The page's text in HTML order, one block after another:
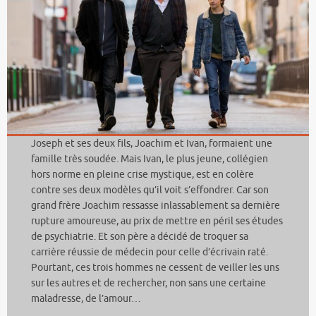
Joseph et ses deux fils, Joachim et Ivan, formaient une
famille très soudée. Mais Ivan, le plus jeune, collégien
hors norme en pleine crise mystique, est en colère
contre ses deux modèles qu’il voit s’effondrer. Car son
grand frère Joachim ressasse inlassablement sa dernière
rupture amoureuse, au prix de mettre en péril ses études
de psychiatrie. Et son père a décidé de troquer sa
carrière réussie de médecin pour celle d’écrivain raté.
Pourtant, ces trois hommes ne cessent de veiller les uns
sur les autres et de rechercher, non sans une certaine
maladresse, de l’amour…